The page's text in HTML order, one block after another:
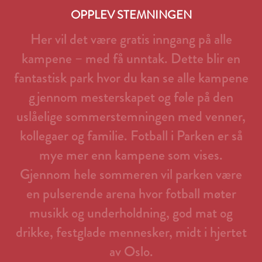
OPPLEV STEMNINGEN
Hervil detvære gratis inngang på alle
kampene – med få unntak. Dette bliren
fantastisk park hvordu kan se alle kampene
gjennom mesterskapetog føle på den
uslåelige sommerstemningen med venner,
kollegaerog familie. Fotball i Parken erså
mye merenn kampene som vises.
Gjennom hele sommerenvil parkenvære
en pulserende arena hvorfotball møter
musikkog underholdning, god matog
drikke, festglade mennesker, midti hjertet
avOslo.